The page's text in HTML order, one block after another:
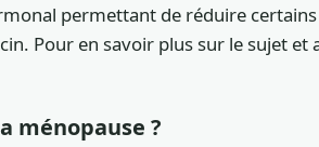
permettant de réduire
Pour en savoir plus sur le sujet
ménopause ?